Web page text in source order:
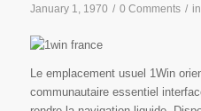
January 1, 1970 / 0 Comments / in
Le emplacement usuel 1Win
communautaire essentiel